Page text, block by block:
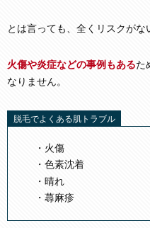
とは言っても、全くリスクがな
火傷や炎症などの事例もあるた
なりません。
脱毛でよくある肌トラブル
火傷
色素沈着
晴れ
蕁麻疹